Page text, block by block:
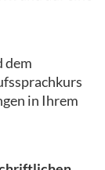
dem
in Ihrem